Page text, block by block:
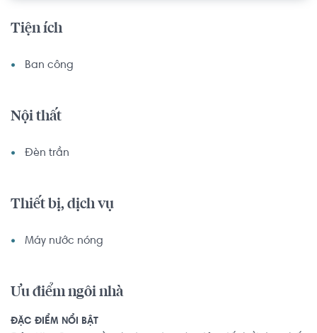
Tiện ích
Ban công
Nội thất
Đèn trần
Thiết bị, dịch vụ
Máy nước nóng
Ưu điểm ngôi nhà
ĐẶC ĐIỂM NỔI BẬT